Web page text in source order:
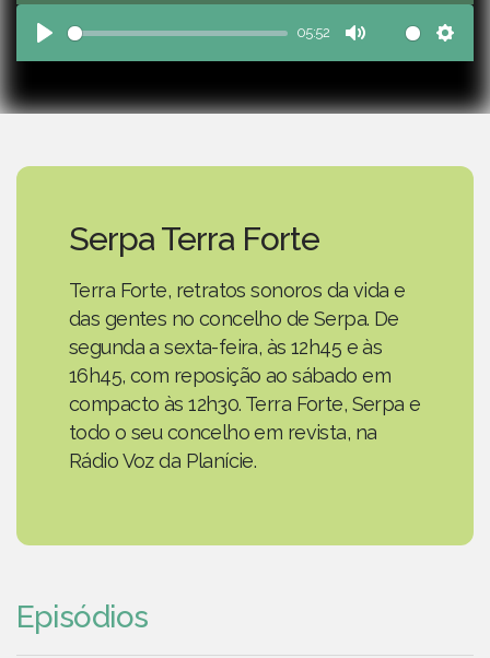
Play
05:52
Mute
Serpa Terra Forte
Terra Forte, retratos sonoros da vida e
das gentes no concelho de Serpa. De
segunda a sexta-feira, às 12h45 e às
16h45, com reposição ao sábado em
compacto às 12h30. Terra Forte, Serpa e
todo o seu concelho em revista, na
Rádio Voz da Planície.
Episódios